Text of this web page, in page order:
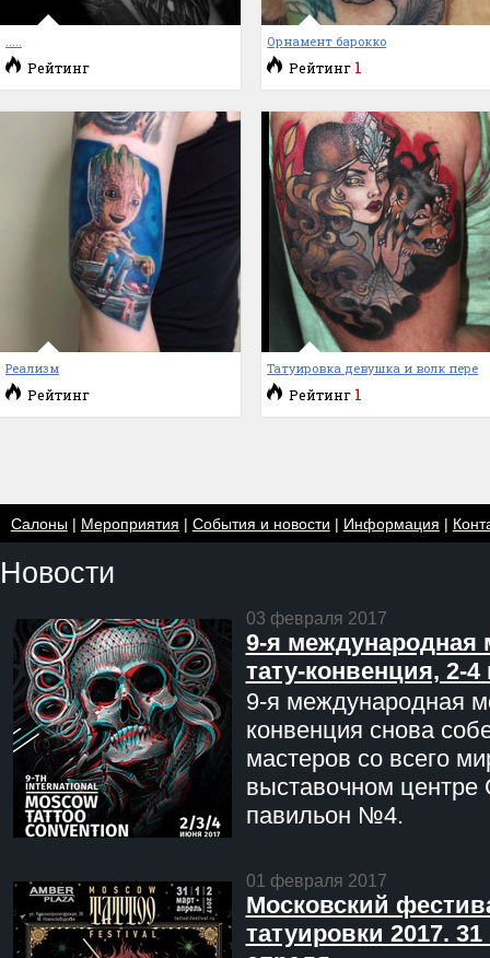
Рейтинг
Орнамент барокко
Рейтинг 1
Реализм
Рейтинг
Татуировка девушка и волк пере
Рейтинг 1
Салоны| Мероприятия | События и новости | Информация |
Новости
03 февраля 2017
9-я международная
тату-конвенция, 2-
9-я международная
конвенция снова
мастеров со всего
выставочном центре
павильон №4.
01 февраля 2017
Московский
татуировки 2017. 31